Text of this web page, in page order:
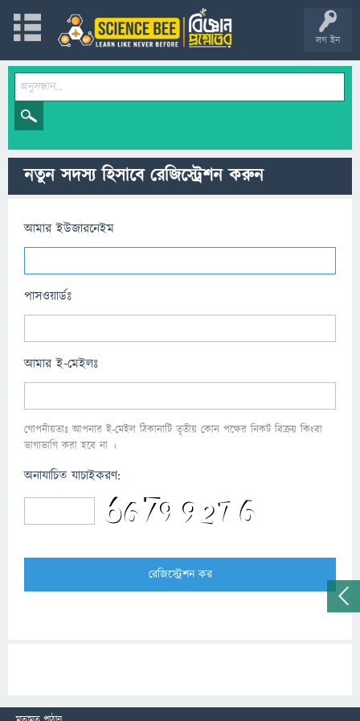
লগ ইন
নতুন সদস্য হিসাবে রেজিস্ট্রেশন করুন
আমার ইউজারনেইম
পাসওয়ার্ডঃ
আমার ই-মেইলঃ
গোপনীয়তাঃ আপনার ই-মেইল ঠিকানাটি তৃতীয় কোন পক্ষের নিকট বিক্রয় কিংবা
ভাগাভাগি করা হবে না ।
অনাযাচিত যাচাইকরণ: